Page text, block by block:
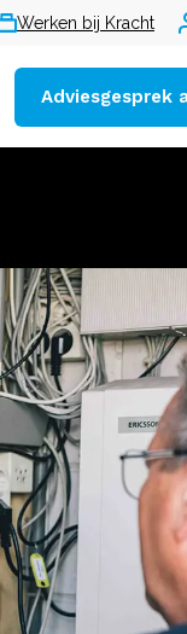
Werken bij Kracht
Adviesgesprek